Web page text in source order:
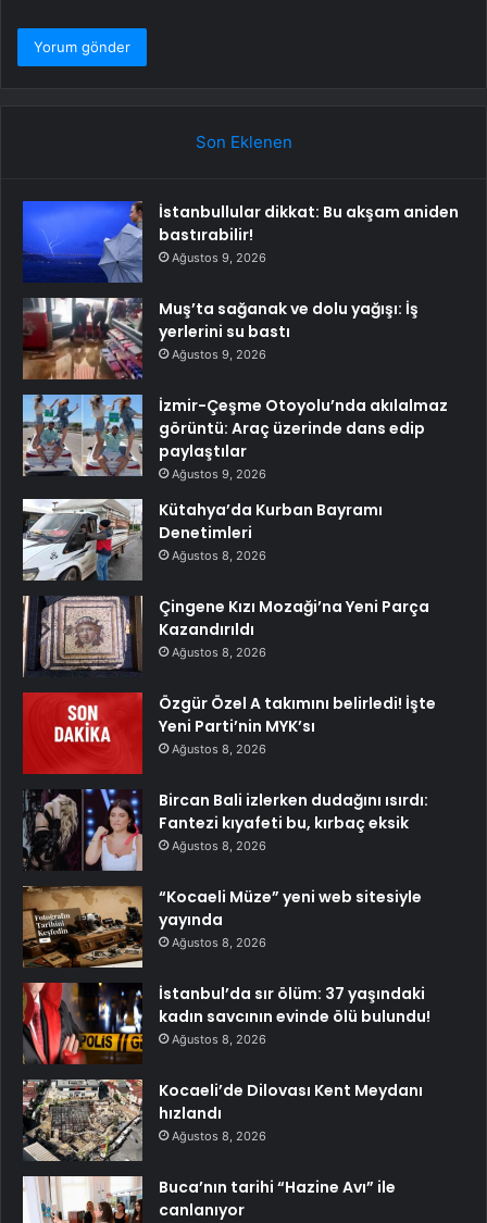
Son Eklenen
İstanbullular dikkat: Bu akşam aniden
bastırabilir!
Ağustos 9, 2026
Muş’ta sağanak ve dolu yağışı: İş
yerlerini su bastı
Ağustos 9, 2026
İzmir-Çeşme Otoyolu’nda akılalmaz
görüntü: Araç üzerinde dans edip
paylaştılar
Ağustos 9, 2026
Kütahya’da Kurban Bayramı
Denetimleri
Ağustos 8, 2026
Çingene Kızı Mozaği’na Yeni Parça
Kazandırıldı
Ağustos 8, 2026
Özgür Özel A takımını belirledi! İşte
Yeni Parti’nin MYK’sı
Ağustos 8, 2026
Bircan Bali izlerken dudağını ısırdı:
Fantezi kıyafeti bu, kırbaç eksik
Ağustos 8, 2026
“Kocaeli Müze” yeni web sitesiyle
yayında
Ağustos 8, 2026
İstanbul’da sır ölüm: 37 yaşındaki
kadın savcının evinde ölü bulundu!
Ağustos 8, 2026
Kocaeli’de Dilovası Kent Meydanı
hızlandı
Ağustos 8, 2026
Buca’nın tarihi “Hazine Avı” ile
canlanıyor